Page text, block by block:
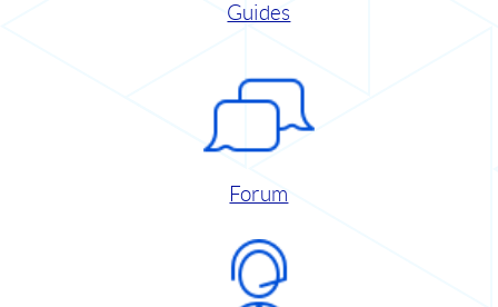
Guides
Forum